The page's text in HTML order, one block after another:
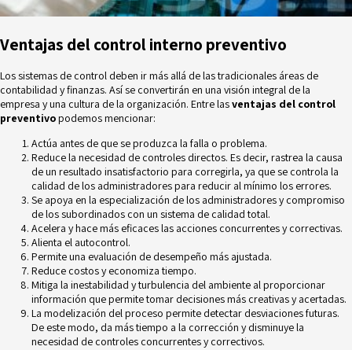
Ventajas del control interno preventivo
Los sistemas de control deben ir más allá de las tradicionales áreas de
contabilidad y finanzas. Así se convertirán en una visión integral de la
empresa y una cultura de la organización. Entre lasventajas del control
preventivopodemos mencionar:
Actúa antes de que se produzca la falla o problema.
Reduce la necesidad de controles directos. Es decir, rastrea la causa
de un resultado insatisfactorio para corregirla, ya que se controla la
calidad de los administradores para reducir al mínimo los errores.
Se apoya en la especialización de los administradores y compromiso
de los subordinados con un sistema de calidad total.
Acelera y hace más eficaces las acciones concurrentes y correctivas.
Alienta el autocontrol.
Permite una evaluación de desempeño más ajustada.
Reduce costos y economiza tiempo.
Mitiga la inestabilidad y turbulencia del ambiente al proporcionar
información que permite tomar decisiones más creativas y acertadas.
La modelización del proceso permite detectar desviaciones futuras.
De este modo, da más tiempo a la corrección y disminuye la
necesidad de controles concurrentes y correctivos.